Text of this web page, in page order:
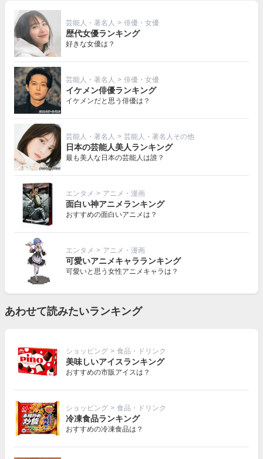
芸能人・著名人 > 俳優・女優
歴代女優ランキング
好きな女優は？
芸能人・著名人 > 俳優・女優
イケメン俳優ランキング
イケメンだと思う俳優は？
芸能人・著名人 > 芸能人・著名人その他
日本の芸能人美人ランキング
最も美人な日本の芸能人は誰？
エンタメ > アニメ・漫画
面白い神アニメランキング
おすすめの面白いアニメは？
エンタメ > アニメ・漫画
可愛いアニメキャラランキング
可愛いと思う女性アニメキャラは？
あわせて読みたいランキング
ショッピング > 食品・ドリンク
美味しいアイスランキング
おすすめの市販アイスは？
ショッピング > 食品・ドリンク
冷凍食品ランキング
おすすめの冷凍食品は？